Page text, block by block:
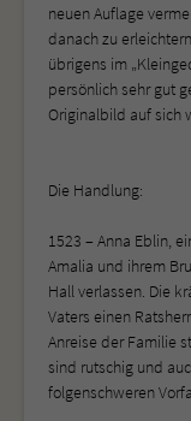
neuen Auflage
danach zu
übrigens im
persönlich sehr gut
Originalbild auf sich
Die Handlung:
1523 – Anna Eblin,
Amalia und ihrem
Hall verlassen. Die
Vaters einen
Anreise der Familie
sind rutschig und
folgenschweren